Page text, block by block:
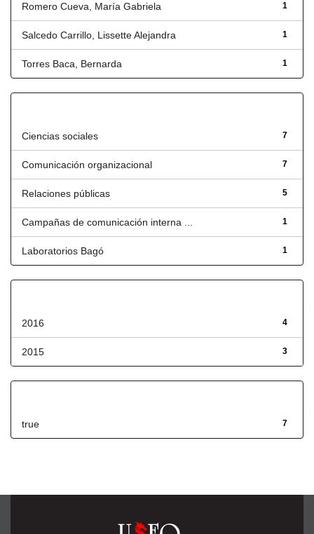
1
Romero Cueva, María Gabriela
1
Salcedo Carrillo, Lissette Alejandra
1
Torres Baca, Bernarda
7
Ciencias sociales
7
Comunicación organizacional
5
Relaciones públicas
1
Campañas de comunicación interna ...
1
Laboratorios Bagó
4
2016
3
2015
7
true